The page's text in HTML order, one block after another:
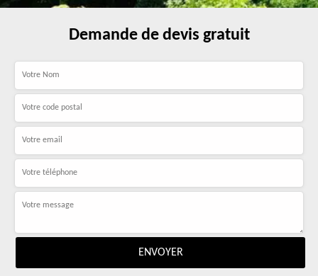
Demande de devis gratuit